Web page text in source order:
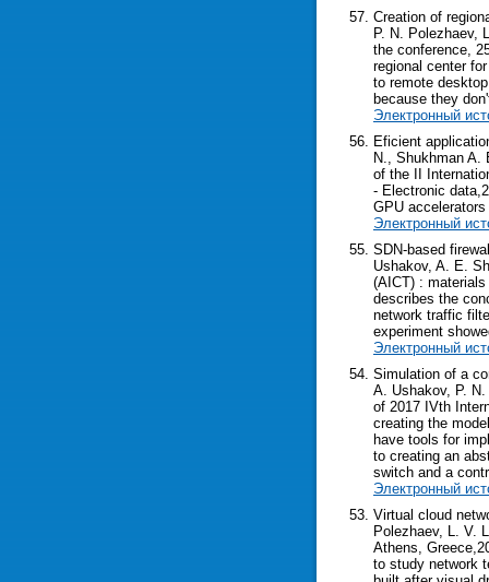
Creation of
P. N. Polezhaev,
the conference,
regional center
to remote
because they
Электронный
Eficient
N., Shukhman A.
of the II
- Electronic
GPU
Электронный
SDN-based
Ushakov, A. E.
(AICT) :
describes the
network traffic
experiment
Электронный
Simulation of a
A. Ushakov, P.
of 2017 IVth
creating the
have tools for
to creating an
switch and a
Электронный
Virtual cloud
Polezhaev, L. V.
Athens,
to study network